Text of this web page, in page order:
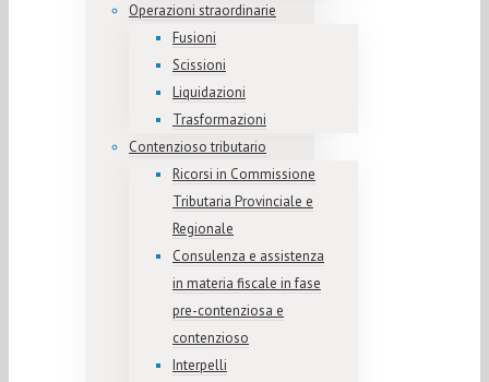
Operazioni straordinarie
Fusioni
Scissioni
Liquidazioni
Trasformazioni
Contenzioso tributario
Ricorsi in Commissione
Tributaria Provinciale e
Regionale
Consulenza e assistenza
in materia fiscale in fase
pre-contenziosa e
contenzioso
Interpelli